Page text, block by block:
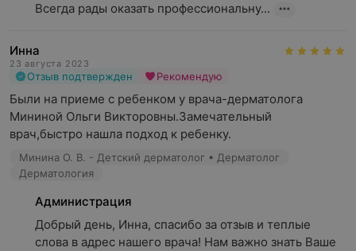
Всегда рады оказать профессиональну...
Инна
23 августа 2023
Отзыв подтвержден Рекомендую
Были на приеме с ребенком у врача-дерматолога
Мининой Ольги Викторовны.Замечательный
врач,быстро нашла подход к ребенку.
Минина О. В. - Детский дерматолог • Дерматолог
Дерматология
Администрация
Добрый день, Инна, спасибо за отзыв и теплые
слова в адрес нашего врача! Нам важно знать Ваше